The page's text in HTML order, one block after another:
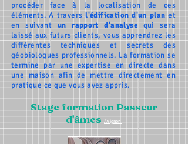
procéder face à la localisation de ces
éléments. A traversl'édification d'un plan et
en suivant un rapport d'analyse qui sera
laissé aux futurs clients, vous apprendrez les
différentes techniques et secrets des
géobiologues professionnels. La formation se
termine par une expertise en directe dans
une maison afin de mettre directement en
pratique ce que vous avez appris.
Stage formation Passeur
d'âmes Avignon